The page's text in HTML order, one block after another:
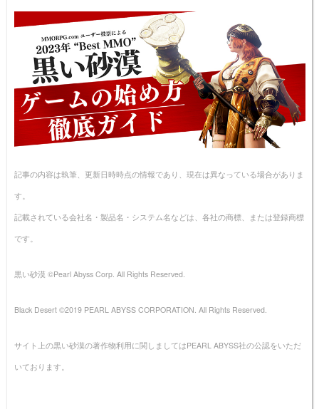
記事の内容は執筆、更新日時時点の情報であり、現在は異なっている場合がありま
す。
記載されている会社名・製品名・システム名などは、各社の商標、または登録商標
です。
黒い砂漠 ©Pearl Abyss Corp. All Rights Reserved.
Black Desert ©2019 PEARL ABYSS CORPORATION. All Rights Reserved.
サイト上の黒い砂漠の著作物利用に関しましてはPEARL ABYSS社の公認をいただ
いております。